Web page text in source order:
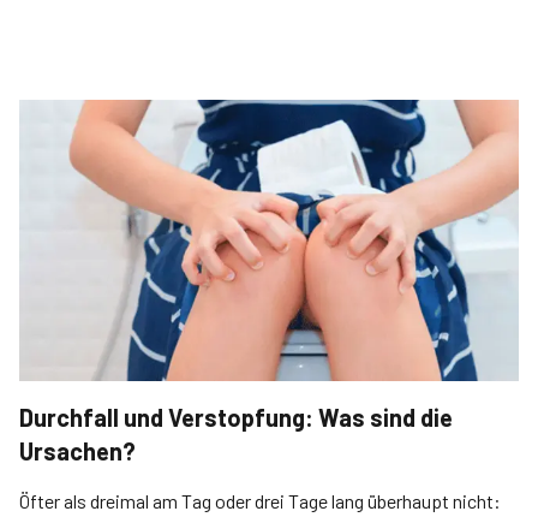
Durchfall und Verstopfung: Was sind die
Ursachen?
Öfter als dreimal am Tag oder drei Tage lang überhaupt nicht: